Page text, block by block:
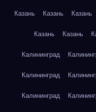
Казань Казань Казань
Казань Казань
Калининград
Калининград
Калининград